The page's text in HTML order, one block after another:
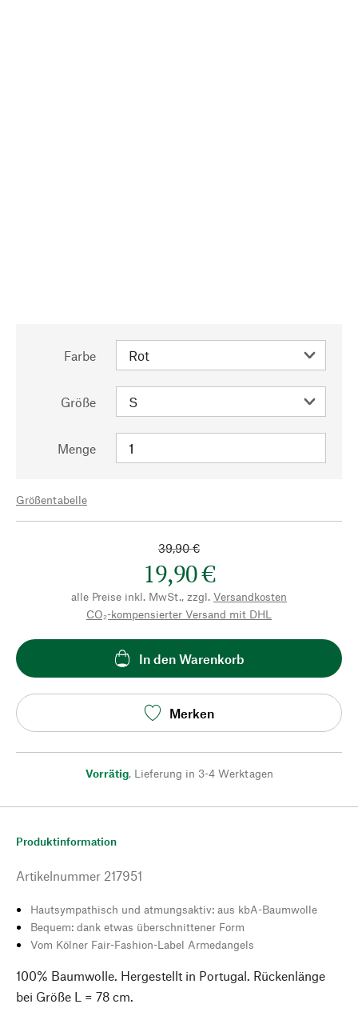
Farbe
Größe
Menge
Größentabelle
39,90 €
19,90 €
alle Preise inkl. MwSt., zzgl. Versandkosten
CO₂-kompensierter Versand mit DHL
In den Warenkorb
Merken
Vorrätig, Lieferung in 3-4 Werktagen
Produktinformation
Artikelnummer 217951
Hautsympathisch und atmungsaktiv: aus kbA-Baumwolle
Bequem: dank etwas überschnittener Form
Vom Kölner Fair-Fashion-Label Armedangels
100% Baumwolle. Hergestellt in Portugal. Rückenlänge
bei Größe L = 78 cm.